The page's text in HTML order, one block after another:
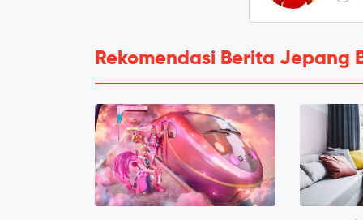
Rekomendasi Berita Jepang